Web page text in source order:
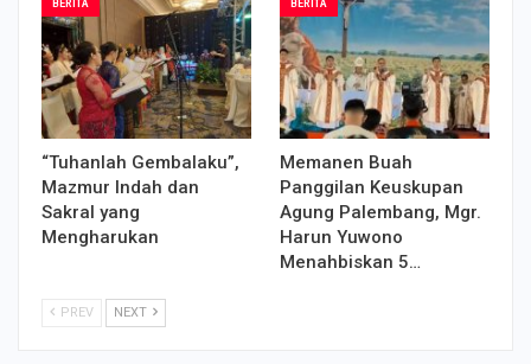
BERITA
“Tuhanlah Gembalaku”,
Mazmur Indah dan
Sakral yang
Mengharukan
BERITA
Memanen Buah
Panggilan Keuskupan
Agung Palembang, Mgr.
Harun Yuwono
Menahbiskan 5…
PREV NEXT